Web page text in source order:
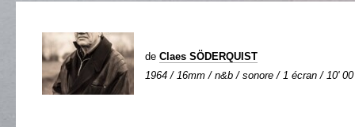
de Claes SÖDERQUIST
1964 / 16mm / n&b / sonore / 1 écran / 10' 00